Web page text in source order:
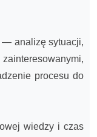
— analizę sytuacji,
procesu do
wiedzy i czas